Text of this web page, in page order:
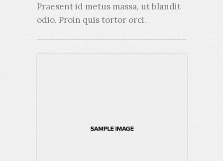
Praesent id metus massa, ut blandit
odio. Proin quis tortor orci.